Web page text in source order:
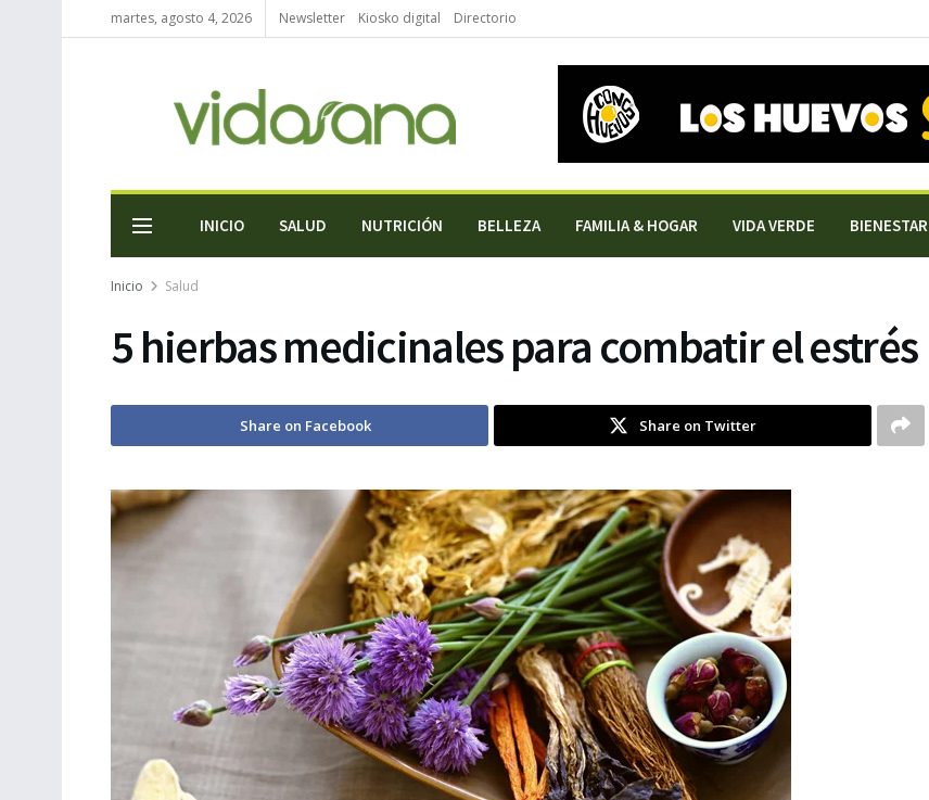
martes, agosto 4, 2026 Newsletter Kiosko digital Directorio
INICIO SALUD NUTRICIÓN BELLEZA FAMILIA & HOGAR VIDA VERDE BIENESTAR
Inicio Salud
5 hierbas medicinales para combatir el estrés
Share on Facebook Share on Twitter